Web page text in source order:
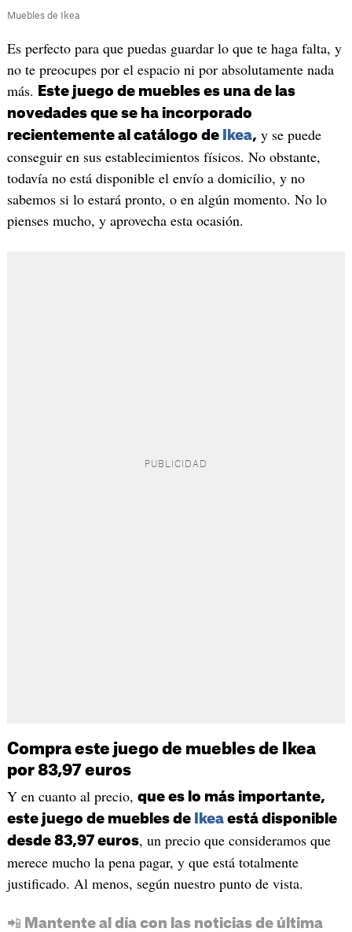
Muebles de Ikea
Es perfecto para que puedas guardar lo que te haga falta, y
no te preocupes por el espacio ni por absolutamente nada
más.
Este juego de muebles es una de las
novedades que se ha incorporado
recientemente al catálogo de
Ikea, y se puede
conseguir en sus establecimientos físicos. No obstante,
todavía no está disponible el envío a domicilio, y no
sabemos si lo estará pronto, o en algún momento. No lo
pienses mucho, y aprovecha esta ocasión.
Compra este juego de muebles de Ikea
por 83,97 euros
Y en cuanto al precio, que es lo más importante,
este juego de muebles de
Ikeaestá disponible
desde 83,97 euros, un precio que consideramos que
merece mucho la pena pagar, y que está totalmente
justificado. Al menos, según nuestro punto de vista.
📲 Mantente al día con las noticias de última